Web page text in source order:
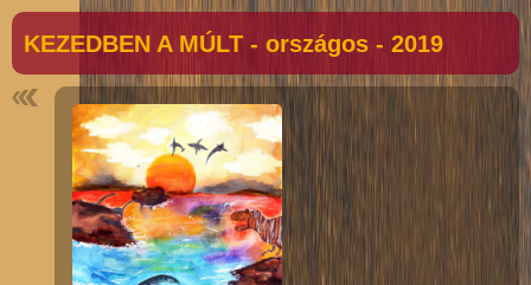
KEZEDBEN A MÚLT - országos - 2019